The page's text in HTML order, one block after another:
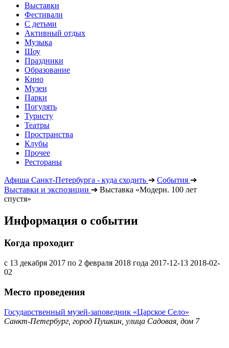
Выставки
Фестивали
С детьми
Активный отдых
Музыка
Шоу
Праздники
Образование
Кино
Музеи
Парки
Погулять
Туристу
Театры
Пространства
Клубы
Прочее
Рестораны
Афиша Санкт-Петербурга - куда сходить ➔ События ➔
Выставки и экспозиции ➔ Выставка «Модерн. 100 лет
спустя»
Информация о событии
Когда проходит
с 13 декабря 2017 по 2 февраля 2018 года 2017-12-13 2018-02-
02
Место проведения
Государственный музей-заповедник «Царское Село»
Санкт-Петербург, город Пушкин, улица Садовая, дом 7